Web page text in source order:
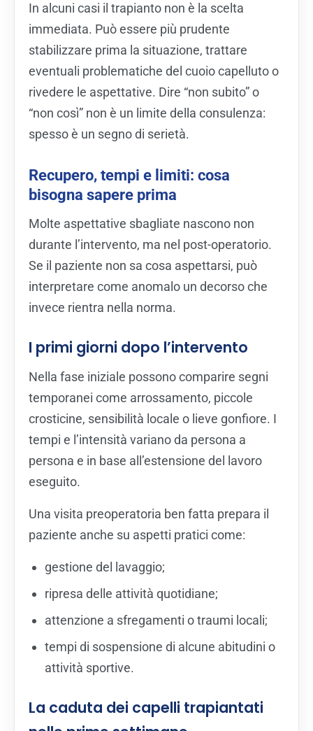
In alcuni casi il trapianto non è la scelta
immediata. Può essere più prudente
stabilizzare prima la situazione, trattare
eventuali problematiche del cuoio capelluto o
rivedere le aspettative. Dire “non subito” o
“non così” non è un limite della consulenza:
spesso è un segno di serietà.
Recupero, tempi e limiti: cosa
bisogna sapere prima
Molte aspettative sbagliate nascono non
durante l’intervento, ma nel post-operatorio.
Se il paziente non sa cosa aspettarsi, può
interpretare come anomalo un decorso che
invece rientra nella norma.
I primi giorni dopo l’intervento
Nella fase iniziale possono comparire segni
temporanei come arrossamento, piccole
crosticine, sensibilità locale o lieve gonfiore. I
tempi e l’intensità variano da persona a
persona e in base all’estensione del lavoro
eseguito.
Una visita preoperatoria ben fatta prepara il
paziente anche su aspetti pratici come:
gestione del lavaggio;
ripresa delle attività quotidiane;
attenzione a sfregamenti o traumi locali;
tempi di sospensione di alcune abitudini o
attività sportive.
La caduta dei capelli trapiantati